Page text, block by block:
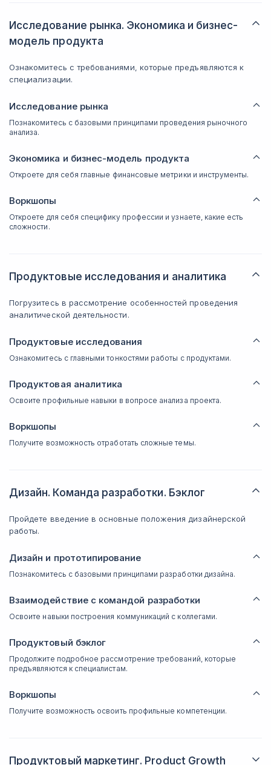
Исследование рынка. Экономика и бизнес-
модель продукта
Ознакомитесь с требованиями, которые предъявляются к
специализации.
Исследование рынка
Познакомитесь с базовыми принципами проведения рыночного
анализа.
Экономика и бизнес-модель продукта
Откроете для себя главные финансовые метрики и инструменты.
Воркшопы
Откроете для себя специфику профессии и узнаете, какие есть
сложности.
Продуктовые исследования и аналитика
Погрузитесь в рассмотрение особенностей проведения
аналитической деятельности.
Продуктовые исследования
Ознакомитесь с главными тонкостями работы с продуктами.
Продуктовая аналитика
Освоите профильные навыки в вопросе анализа проекта.
Воркшопы
Получите возможность отработать сложные темы.
Дизайн. Команда разработки. Бэклог
Пройдете введение в основные положения дизайнерской
работы.
Дизайн и прототипирование
Познакомитесь с базовыми принципами разработки дизайна.
Взаимодействие с командой разработки
Освоите навыки построения коммуникаций с коллегами.
Продуктовый бэклог
Продолжите подробное рассмотрение требований, которые
предъявляются к специалистам.
Воркшопы
Получите возможность освоить профильные компетенции.
Продуктовый маркетинг. Product Growth